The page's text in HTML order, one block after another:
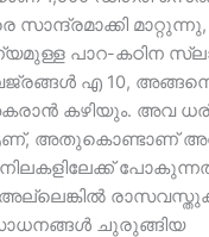
പാറ-കഠിന
വജ്രങ്ങൾ എ 10,
കഴിയും. അവ
ആണ്, അതുകൊണ്ടാണ്
ചുരുങ്ങിയ